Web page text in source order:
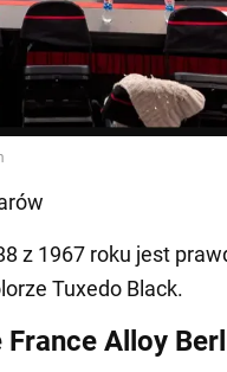
z 1967 roku jest
Tuxedo Black.
France Alloy